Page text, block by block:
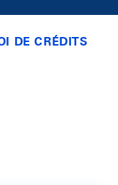
DE CRÉDITS